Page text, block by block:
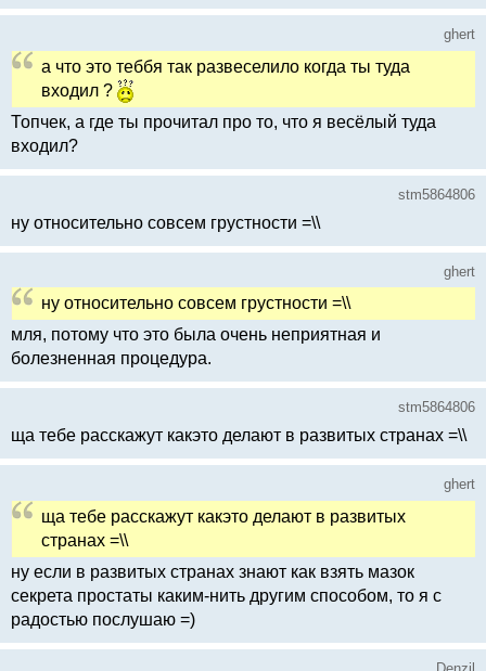
ghert
а что это теббя так развеселило когда ты туда
входил ?
Топчек, а где ты прочитал про то, что я весёлый туда
входил?
stm5864806
ну относительно совсем грустности =\\
ghert
ну относительно совсем грустности =\\
мля, потому что это была очень неприятная и
болезненная процедура.
stm5864806
ща тебе расскажут какэто делают в развитых странах =\\
ghert
ща тебе расскажут какэто делают в развитых
странах =\\
ну если в развитых странах знают как взять мазок
секрета простаты каким-нить другим способом, то я с
радостью послушаю =)